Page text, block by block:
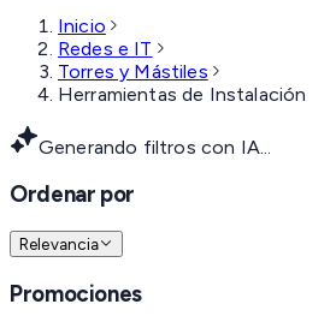
Inicio
Redes e IT
Torres y Mástiles
Herramientas de Instalación
Generando filtros con IA...
Ordenar por
Relevancia
Promociones